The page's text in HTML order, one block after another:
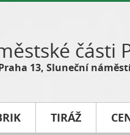
části
13, Sluneční
TIRÁŽ